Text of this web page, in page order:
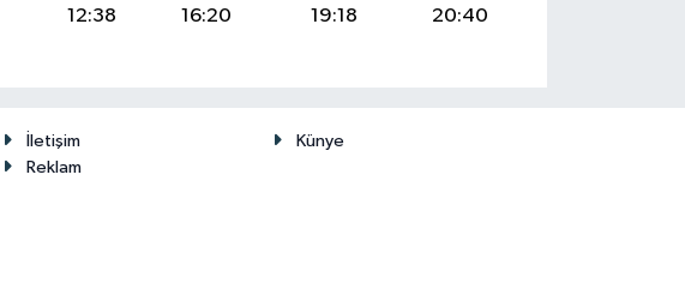
12:38 16:20 19:18 20:40
İletişim
Künye
Reklam